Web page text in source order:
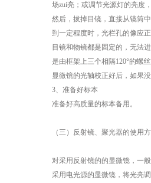
场zui亮；或调节光源灯的亮度
然后，拔掉目镜，直接从镜筒
到一定程度时，光栏孔的像应
目镜和物镜都是固定的，无法
是由框架上三个相隔120°的螺
显微镜的光轴校正好后，如果
3、准备好标本
准备好高质量的标本备用。
（三）反射镜、聚光器的使用
对采用反射镜的的显微镜，一
采用电光源的显微镜，将光亮